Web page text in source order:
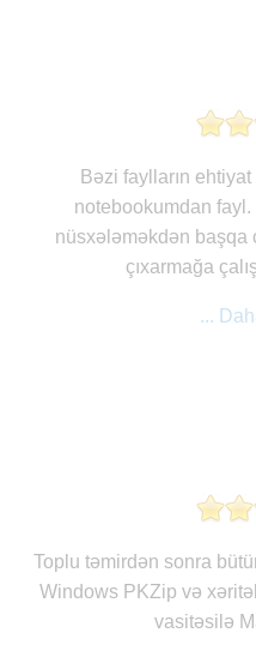
Bəzi faylların
notebookumdan fayl.
nüsxələməkdən başqa
çıxarmağa
...
Toplu təmirdən sonra
Windows PKZip və
vasitəsilə